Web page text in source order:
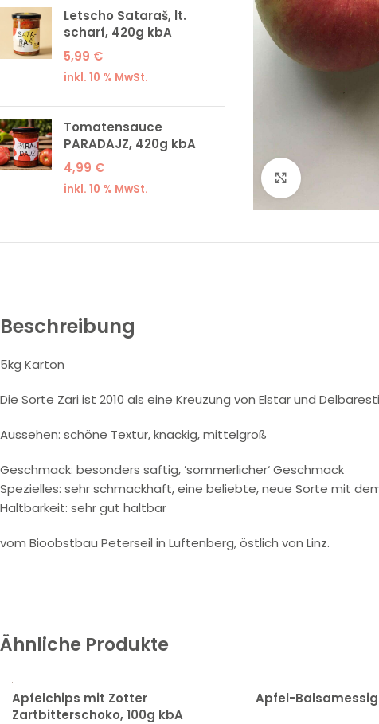
Letscho Sataraš, lt.
scharf, 420g kbA
5,99 €
inkl. 10 % MwSt.
Tomatensauce
PARADAJZ, 420g kbA
4,99 €
inkl. 10 % MwSt.
Beschreibung
5kg Karton
Die Sorte Zari ist 2010 als eine Kreuzung von Elstar und
Aussehen: schöne Textur, knackig, mittelgroß
Geschmack: besonders saftig, ’sommerlicher‘ Geschmack
Spezielles: sehr schmackhaft, eine beliebte, neue Sorte mit
Haltbarkeit: sehr gut haltbar
vom Bioobstbau Peterseil in Luftenberg, östlich von Linz.
Ähnliche Produkte
Apfelchips mit Zotter
Zartbitterschoko, 100g kbA
Apfel-Balsamessig